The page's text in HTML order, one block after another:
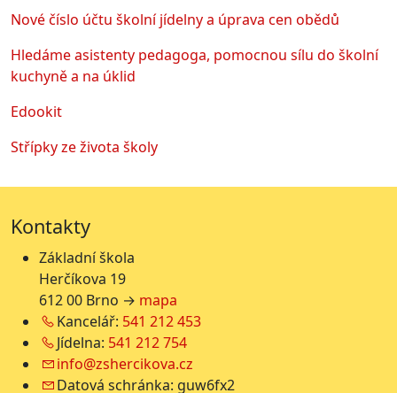
Nové číslo účtu školní jídelny a úprava cen obědů
Hledáme asistenty pedagoga, pomocnou sílu do školní
kuchyně a na úklid
Edookit
Střípky ze života školy
Kontakty
Základní škola
Herčíkova 19
612 00 Brno → mapa
Kancelář: 541 212 453
Jídelna: 541 212 754
info@zshercikova.cz
Datová schránka: guw6fx2